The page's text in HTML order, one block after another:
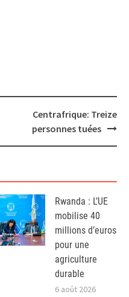
Centrafrique: Treize
personnes tuées
Rwanda : L’UE
mobilise 40
millions d’euros
pour une
agriculture
durable
6 août 2026